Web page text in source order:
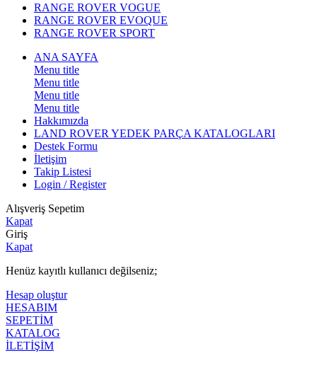
RANGE ROVER VOGUE
RANGE ROVER EVOQUE
RANGE ROVER SPORT
ANA SAYFA
Menu title
Menu title
Menu title
Menu title
Hakkımızda
LAND ROVER YEDEK PARÇA KATALOGLARI
Destek Formu
İletişim
Takip Listesi
Login / Register
Alışveriş Sepetim
Kapat
Giriş
Kapat
Henüz kayıtlı kullanıcı değilseniz;
Hesap oluştur
HESABIM
SEPETİM
KATALOG
İLETİŞİM